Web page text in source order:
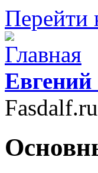
Перейти